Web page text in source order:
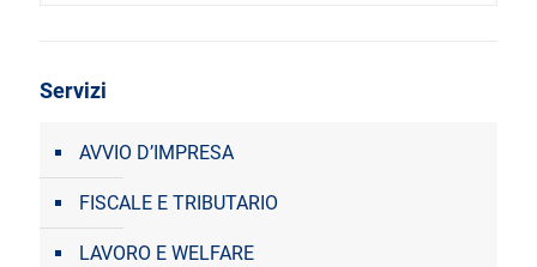
Servizi
AVVIO D’IMPRESA
FISCALE E TRIBUTARIO
LAVORO E WELFARE